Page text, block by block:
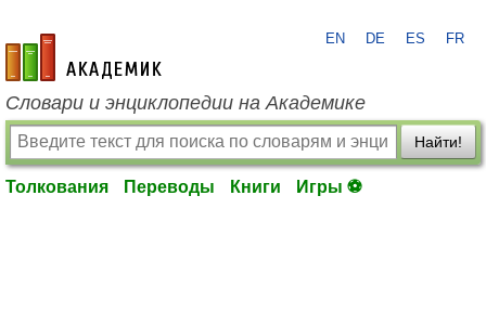
academic.ru
EN DE ES FR
Словари и энциклопедии на Академике
Найти!
Толкования Переводы Книги Игры ⚽